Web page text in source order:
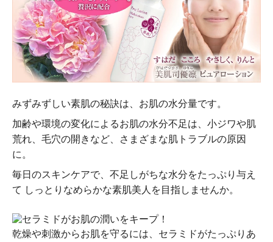
みずみずしい素肌の秘訣は、お肌の水分量です。
加齢や環境の変化によるお肌の水分不足は、小ジワや肌
荒れ、毛穴の開きなど、さまざまな肌トラブルの原因
に。
毎日のスキンケアで、不足しがちな水分をたっぷり与え
て しっとりなめらかな素肌美人を目指しませんか。
乾燥や刺激からお肌を守るには、セラミドがたっぷりあ